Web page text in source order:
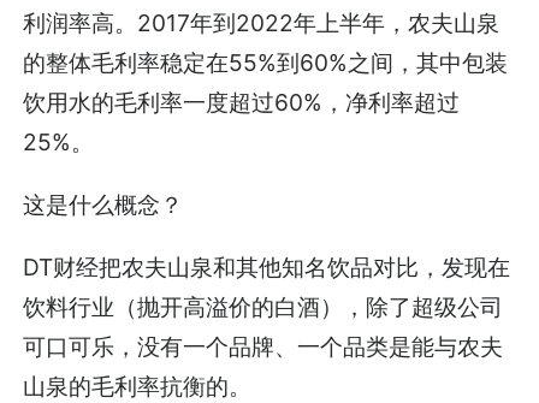
利润率高。2017年到2022年上半年，农夫山泉
的整体毛利率稳定在55%到60%之间，其中包装
饮用水的毛利率一度超过60%，净利率超过
25%。
这是什么概念？
DT财经把农夫山泉和其他知名饮品对比，发现在
饮料行业（抛开高溢价的白酒），除了超级公司
可口可乐，没有一个品牌、一个品类是能与农夫
山泉的毛利率抗衡的。